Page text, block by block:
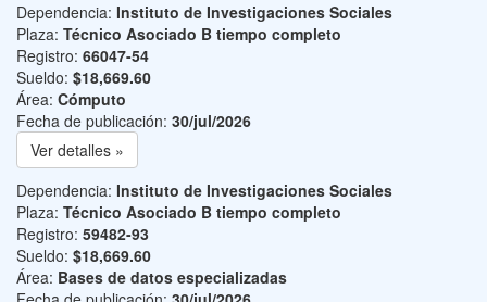
Dependencia: Instituto de Investigaciones Sociales
Plaza: Técnico Asociado B tiempo completo
Registro: 66047-54
Sueldo: $18,669.60
Área: Cómputo
Fecha de publicación: 30/jul/2026
Ver detalles »
Dependencia: Instituto de Investigaciones Sociales
Plaza: Técnico Asociado B tiempo completo
Registro: 59482-93
Sueldo: $18,669.60
Área: Bases de datos especializadas